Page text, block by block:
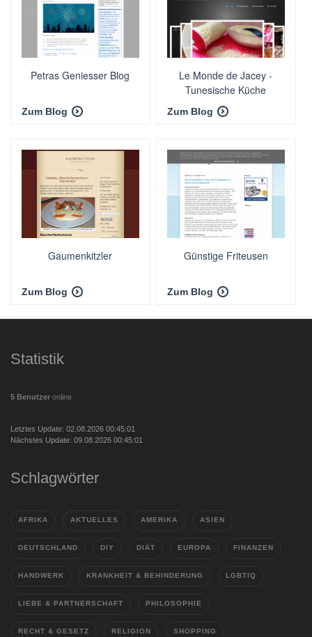
Petras Geniesser Blog
Zum Blog
Le Monde de Jacey -
Tunesische Küche
Zum Blog
Gaumenkitzler
Zum Blog
Günstige Friteusen
Zum Blog
Statistik
5 Benutzer online
Letztes Update: 02.08.2026 00:45:01
Nächstes Update: 09.08.2026 00:45:01
Schlagwörter
AFRIKA AKTUELLES AMERIKA ASIEN
DEUTSCHLAND DIY DIÄT EUROPA FINANZEN
HANDWERK KRANKHEIT & BEHINDERUNG LGBTIQ
LIEBE & PARTNERSCHAFT PHILOSOPHIE
RECHT & GESETZ RELIGION SHOPPING